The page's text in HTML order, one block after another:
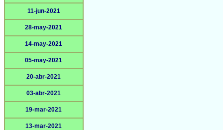
11-jun-2021
28-may-2021
14-may-2021
05-may-2021
20-abr-2021
03-abr-2021
19-mar-2021
13-mar-2021